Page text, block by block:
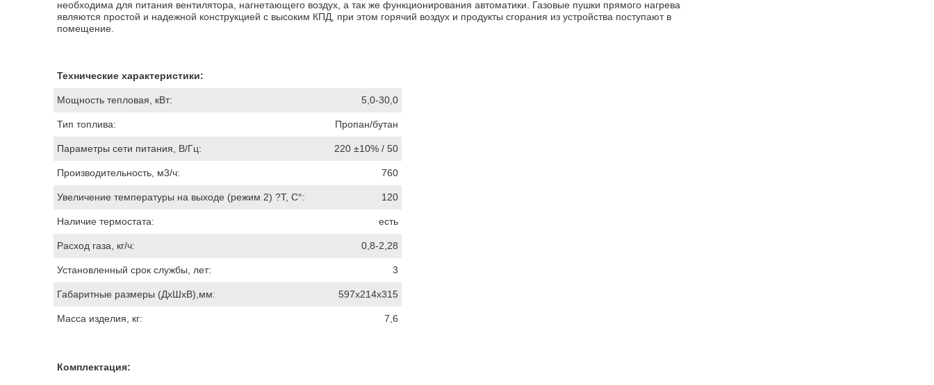
необходима для питания вентилятора, нагнетающего воздух, а так же функционирования автоматики. Газовые пушки прямого нагрева
являются простой и надежной конструкцией с высоким КПД, при этом горячий воздух и продукты сгорания из устройства поступают в
помещение.
Технические характеристики:
Мощность тепловая, кВт: 5,0-30,0
Тип топлива: Пропан/бутан
Параметры сети питания, В/Гц: 220 ±10% / 50
Производительность, м3/ч: 760
Увеличение температуры на выходе (режим 2) ?T, C°: 120
Наличие термостата: есть
Расход газа, кг/ч: 0,8-2,28
Установленный срок службы, лет: 3
Габаритные размеры (ДхШхВ),мм: 597х214х315
Масса изделия, кг: 7,6
Комплектация: